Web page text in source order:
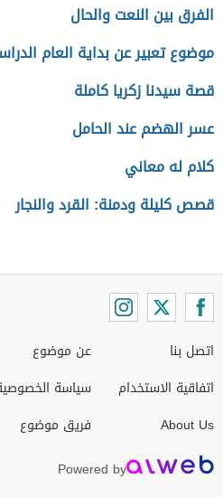
الفرق بين النعت والحال
موضوع تعبير عن بداية العام
قصة سيدنا زكريا كاملة
عسر الهضم عند الحامل
كلام له معاني
قصص كليلة ودمنة: القرد والنجار
اتصل بنا
اتفاقية الاستخدام
About Us
عن موضوع
سياسة
فريق موضوع
Powered by